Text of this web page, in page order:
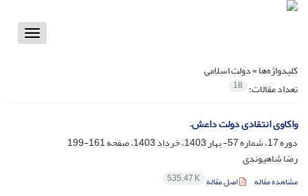
Toggle
کلیدواژه‌ها =دولت اسلامی
تعداد مقالات: 18
واکاوی انتقادی دولت داعش.
دوره 17، شماره 57- بهار 1403، خرداد 1403، صفحه
161-199
رضا شاهیوندی
مشاهده مقاله اصل مقاله 535.47 K